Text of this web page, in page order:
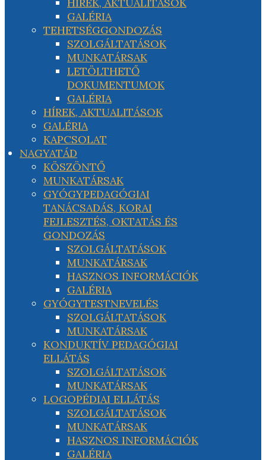
GALÉRIA
TEHETSÉGGONDOZÁS
SZOLGÁLTATÁSOK
MUNKATÁRSAK
LETÖLTHETŐ
DOKUMENTUMOK
GALÉRIA
HÍREK, AKTUALITÁSOK
GALÉRIA
KAPCSOLAT
NAGYATÁD
KÖSZÖNTŐ
MUNKATÁRSAK
GYÓGYPEDAGÓGIAI
TANÁCSADÁS, KORAI
FEJLESZTÉS, OKTATÁS ÉS
GONDOZÁS
SZOLGÁLTATÁSOK
MUNKATÁRSAK
HASZNOS INFORMÁCIÓK
GALÉRIA
GYÓGYTESTNEVELÉS
SZOLGÁLTATÁSOK
MUNKATÁRSAK
KONDUKTÍV PEDAGÓGIAI
ELLÁTÁS
SZOLGÁLTATÁSOK
MUNKATÁRSAK
LOGOPÉDIAI ELLÁTÁS
SZOLGÁLTATÁSOK
MUNKATÁRSAK
HASZNOS INFORMÁCIÓK
GALÉRIA